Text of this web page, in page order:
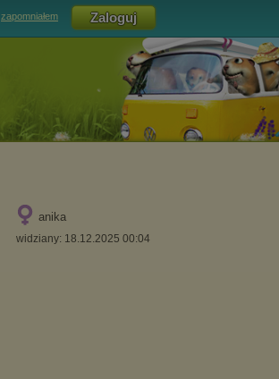
zapomniałem
anika
widziany: 18.12.2025 00:04